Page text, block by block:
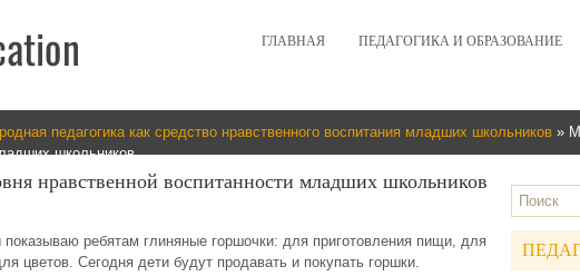
ГЛАВНАЯ ПЕДАГОГИКА И ОБРАЗОВАНИЕ
педагогика как средство нравственного воспитания младших школьников »
школьников
нравственной воспитанности младших школьников
ребятам глиняные горшочки: для приготовления пищи, для
цветов. Сегодня дети будут продавать и покупать горшки.